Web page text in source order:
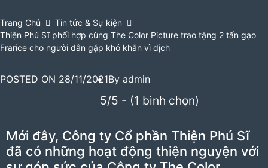
Trang Chủ
Tin tức & Sự kiện
Thiện Phú Sĩ phối hợp cùng The Color Picture trao tặng 2 tấn gạo
Frarice cho người dân gặp khó khăn vì dịch
POSTED ON 28/11/2021By admin
5/5 - (1 bình chọn)
Mới đây, Công ty Cổ phần Thiện Phú Sĩ
đã có những hoạt động thiện nguyện với